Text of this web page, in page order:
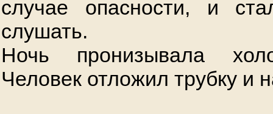
случае опасности, и
слушать.
Ночь пронизывала
Человек отложил трубку и